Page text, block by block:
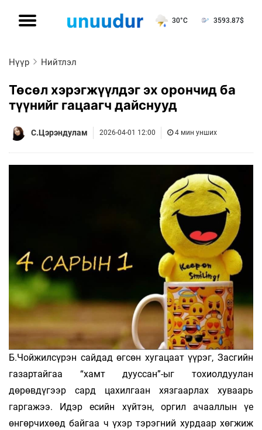
30°C 3593.87$
Нүүр Нийтлэл
Төсөл хэрэгжүүлдэг эх орончид ба
түүнийг гацаагч дайснууд
С.Цэрэндулам 2026-04-01 12:00 4 мин унших
Б.Чойжилсүрэн сайдад өгсөн хугацаат үүрэг, Засгийн
газартайгаа “хамт дууссан”-ыг тохиолдуулан
дөрөвдүгээр сард цахилгаан хязгаарлах хуваарь
гаргажээ. Идэр есийн хүйтэн, оргил ачааллын үе
өнгөрчихөөд байгаа ч үхэр тэрэгний хурдаар хөгжиж